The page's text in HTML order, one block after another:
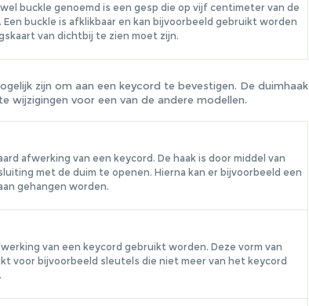
buckle genoemd is een gesp die op vijf centimeter van de
buckle is afklikbaar en kan bijvoorbeeld gebruikt worden
van dichtbij te zien moet zijn.
zijn om aan een keycord te bevestigen. De duimhaak
wijzigingen voor een van de andere modellen.
afwerking van een keycord. De haak is door middel van
met de duim te openen. Hierna kan er bijvoorbeeld een
gehangen worden.
van een keycord gebruikt worden. Deze vorm van
voor bijvoorbeeld sleutels die niet meer van het keycord